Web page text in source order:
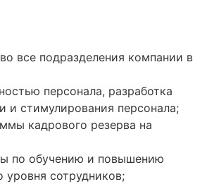
все подразделения компании в
персонала, разработка
и стимулирования персонала;
кадрового резерва на
по обучению и повышению
уровня сотрудников;